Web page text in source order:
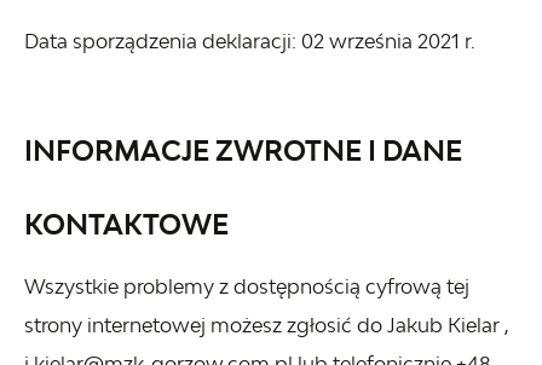
Data sporządzenia deklaracji: 02 września 2021 r.
INFORMACJE ZWROTNE I DANE
KONTAKTOWE
Wszystkie problemy z dostępnością cyfrową tej
strony internetowej możesz zgłosić do Jakub Kielar ,